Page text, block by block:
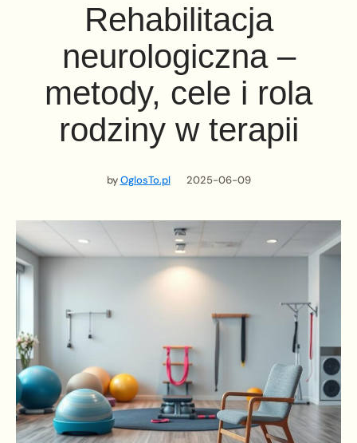
Rehabilitacja
neurologiczna –
metody, cele i rola
rodziny w terapii
byOglosTo.pl 2025-06-09